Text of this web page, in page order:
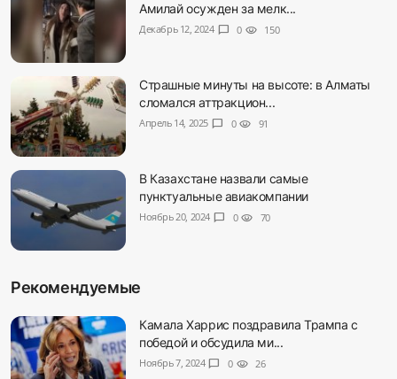
Амилай осужден за мелк...
Декабрь 12, 2024 chat_bubble 0 visibility 150
Страшные минуты на высоте: в Алматы
сломался аттракцион...
Апрель 14, 2025 chat_bubble 0 visibility 91
В Казахстане назвали самые
пунктуальные авиакомпании
Ноябрь 20, 2024 chat_bubble 0 visibility 70
Рекомендуемые
Камала Харрис поздравила Трампа с
победой и обсудила ми...
Ноябрь 7, 2024 chat_bubble 0 visibility 26